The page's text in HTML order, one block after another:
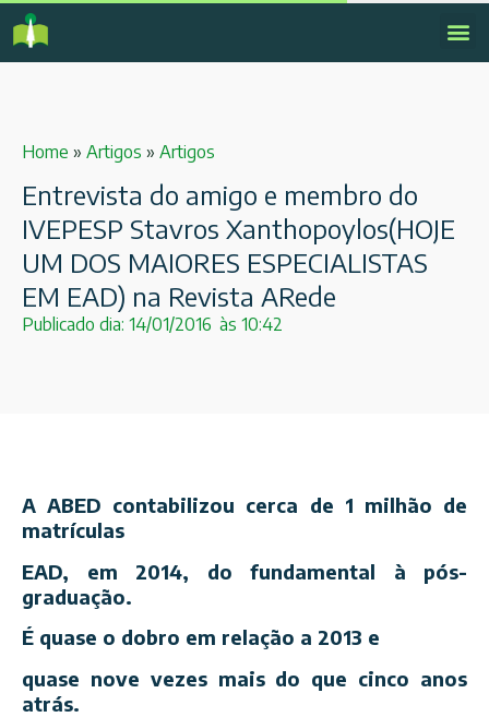
Home » Artigos » Artigos
Entrevista do amigo e membro do
IVEPESP Stavros Xanthopoylos(HOJE
UM DOS MAIORES ESPECIALISTAS
EM EAD) na Revista ARede
Publicado dia: 14/01/2016 às 10:42
A ABED contabilizou cerca de 1 milhão de
matrículas
EAD, em 2014, do fundamental à pós-
graduação.
É quase o dobro em relação a 2013 e
quase nove vezes mais do que cinco anos
atrás.